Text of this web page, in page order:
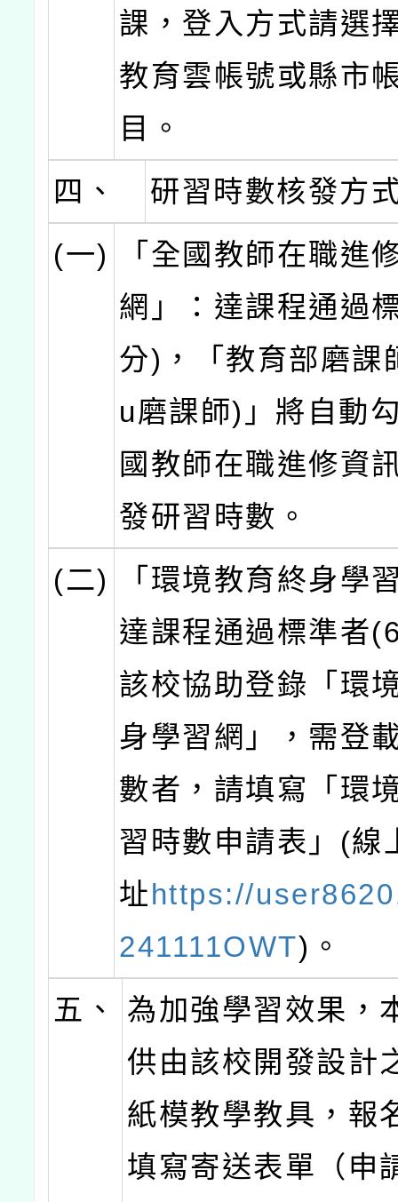
課，登入方式請選
教育雲帳號或縣市
目。
四、
研習時數核發方
(一)
「全國教師在職進
網」：達課程通過
分)，「教育部磨課
u磨課師)」將自動
國教師在職進修資
發研習時數。
(二)
「環境教育終身學
達課程通過標準者
該校協助登錄「環
身學習網」，需登
數者，請填寫「環
習時數申請表」(線
址https://
241111OWT)。
五、
為加強學習效果，
供由該校開發設計
紙模教學教具，報
填寫寄送表單（申